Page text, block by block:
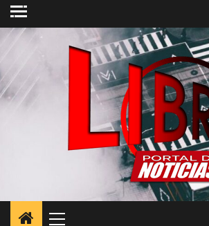
Saltar
contenido
principal